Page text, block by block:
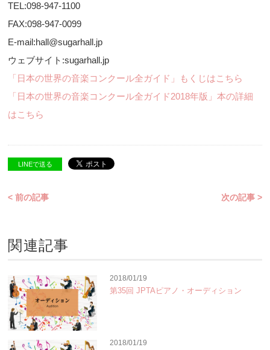
TEL:098-947-1100
FAX:098-947-0099
E-mail:hall@sugarhall.jp
ウェブサイト:sugarhall.jp
「日本の世界の音楽コンクール全ガイド」もくじはこちら
「日本の世界の音楽コンクール全ガイド2018年版」本の詳細
はこちら
LINEで送る
< 前の記事 次の記事 >
関連記事
2018/01/19
第35回 JPTAピアノ・オーディション
2018/01/19